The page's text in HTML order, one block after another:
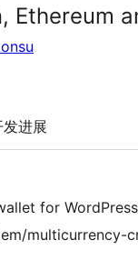
Ethereum
发进展
for